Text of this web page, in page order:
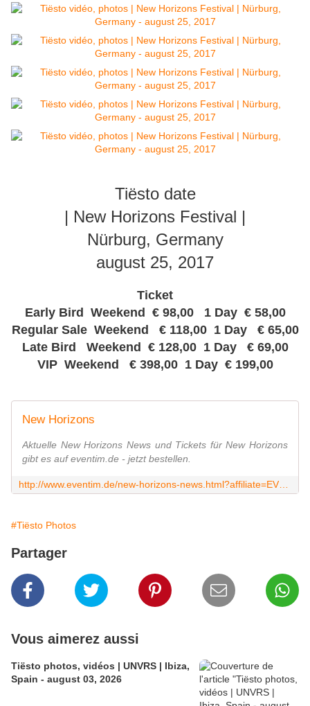
Tiësto date
| New Horizons Festival |
Nürburg, Germany
august 25, 2017
Ticket
Early Bird Weekend € 98,00 1 Day € 58,00
Regular Sale Weekend € 118,00 1 Day € 65,00
Late Bird Weekend € 128,00 1 Day € 69,00
VIP Weekend € 398,00 1 Day € 199,00
New Horizons
Aktuelle New Horizons News und Tickets für New Horizons
gibt es auf eventim.de - jetzt bestellen.
http://www.eventim.de/new-horizons-news.html?affiliate=EVE&doc=artistPages/news&fun=artist&action=news&kuid=528324
#Tiësto Photos
Partager
Vous aimerez aussi
Tiësto photos, vidéos | UNVRS | Ibiza,
Spain - august 03, 2026